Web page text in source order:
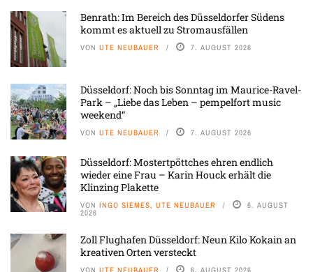
Benrath: Im Bereich des Düsseldorfer Südens
kommt es aktuell zu Stromausfällen
VON UTE NEUBAUER 7. AUGUST 2026
Düsseldorf: Noch bis Sonntag im Maurice-Ravel-
Park – „Liebe das Leben – pempelfort music
weekend“
VON UTE NEUBAUER 7. AUGUST 2026
Düsseldorf: Mostertpöttches ehren endlich
wieder eine Frau – Karin Houck erhält die
Klinzing Plakette
VON INGO SIEMES, UTE NEUBAUER 6. AUGUST
2026
Zoll Flughafen Düsseldorf: Neun Kilo Kokain an
kreativen Orten versteckt
VON UTE NEUBAUER 6. AUGUST 2026